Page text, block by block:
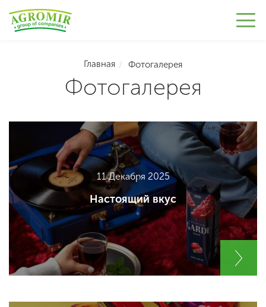
Главная Фотогалерея
Фотогалерея
11 Декабря 2025
Настоящий вкус